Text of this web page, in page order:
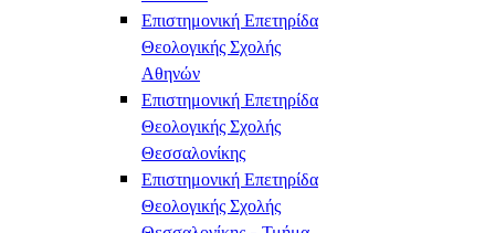
Επιστημονική Επετηρίδα
Θεολογικής Σχολής
Αθηνών
Επιστημονική Επετηρίδα
Θεολογικής Σχολής
Θεσσαλονίκης
Επιστημονική Επετηρίδα
Θεολογικής Σχολής